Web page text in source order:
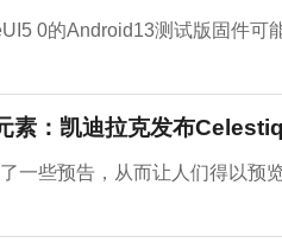
0的Android13测试版固件可
素：凯迪拉克发布
一些预告，从而让人们得以预